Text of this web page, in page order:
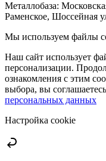
Металлобаза:
Раменское, Шоссейная
Мы используем файлы
Наш сайт использует
персонализации.
ознакомления с этим
выбора, вы
персональных данных
Настройка cookie